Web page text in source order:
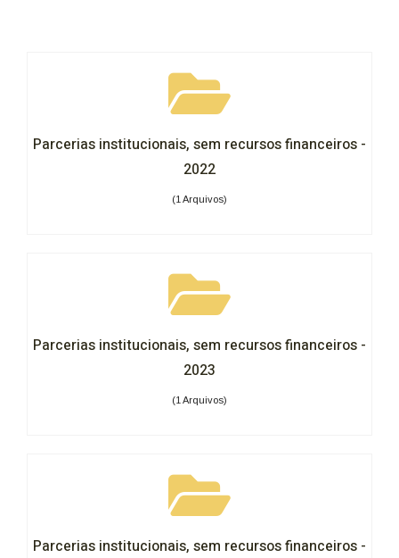
Parcerias institucionais, sem recursos financeiros -
2022
(1 Arquivos)
Parcerias institucionais, sem recursos financeiros -
2023
(1 Arquivos)
Parcerias institucionais, sem recursos financeiros -